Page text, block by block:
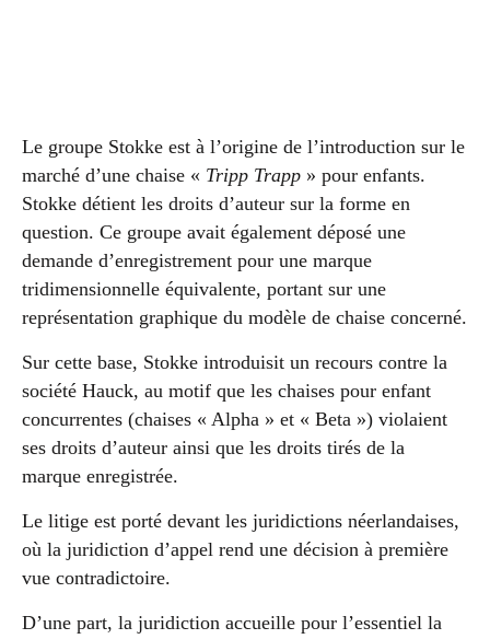
Le groupe Stokke est à l’origine de l’introduction sur le
marché d’une chaise « Tripp Trapp » pour enfants.
Stokke détient les droits d’auteur sur la forme en
question. Ce groupe avait également déposé une
demande d’enregistrement pour une marque
tridimensionnelle équivalente, portant sur une
représentation graphique du modèle de chaise concerné.
Sur cette base, Stokke introduisit un recours contre la
société Hauck, au motif que les chaises pour enfant
concurrentes (chaises « Alpha » et « Beta ») violaient
ses droits d’auteur ainsi que les droits tirés de la
marque enregistrée.
Le litige est porté devant les juridictions néerlandaises,
où la juridiction d’appel rend une décision à première
vue contradictoire.
D’une part, la juridiction accueille pour l’essentiel la